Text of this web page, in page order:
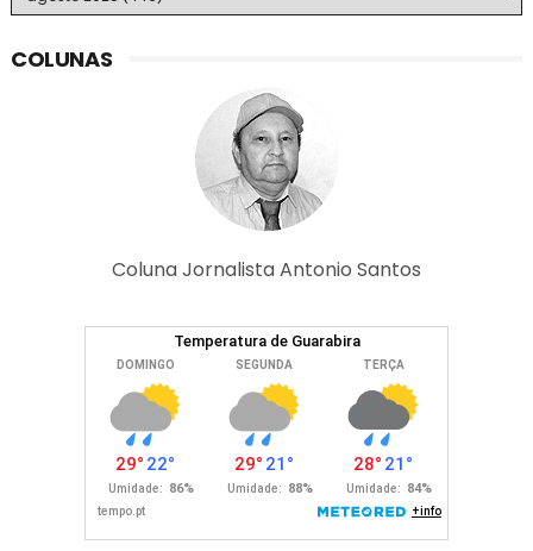
COLUNAS
Coluna Jornalista Antonio Santos